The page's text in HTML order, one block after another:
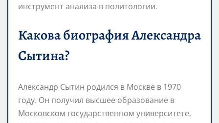
инструмент анализа в политологии.
Какова биография Александра
Сытина?
Александр Сытин родился в Москве в 1970
году. Он получил высшее образование в
Московском государственном университете,